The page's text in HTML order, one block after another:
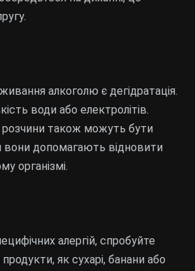
алкоголю є дегідратація.
води або електролітів.
розчини також можуть бути
вони допомагають відновити
організмі.
алергій, спробуйте
продукти, як сухарі, банани або